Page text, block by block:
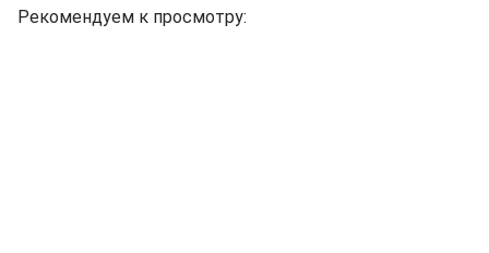
Рекомендуем к просмотру: